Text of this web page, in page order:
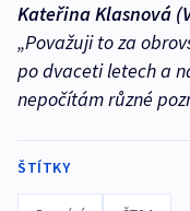
Kateřina Klasnová
„Považuji to za
po dvaceti letech a
nepočítám různé
ŠTÍTKY